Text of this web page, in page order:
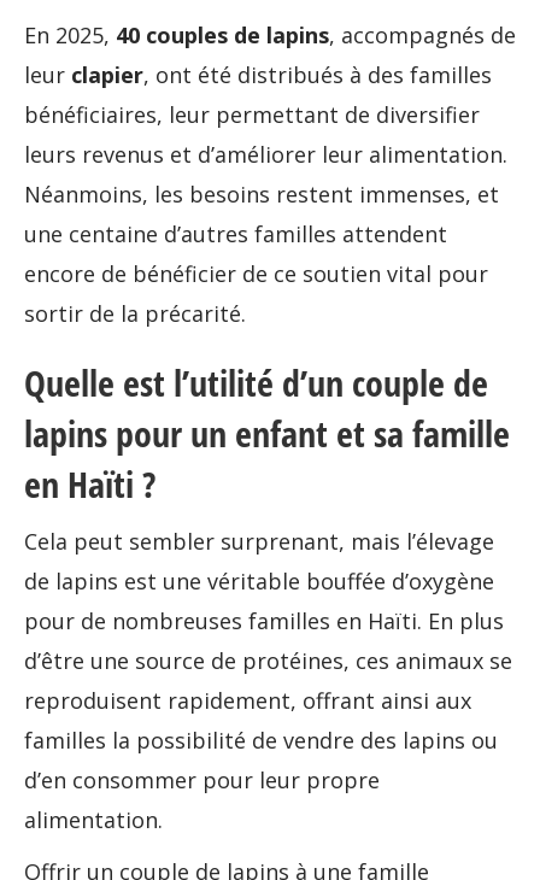
En 2025, 40 couples de lapins, accompagnés de
leur clapier, ont été distribués à des familles
bénéficiaires, leur permettant de diversifier
leurs revenus et d’améliorer leur alimentation.
Néanmoins, les besoins restent immenses, et
une centaine d’autres familles attendent
encore de bénéficier de ce soutien vital pour
sortir de la précarité.
Quelle est l’utilité d’un couple de
lapins pour un enfant et sa famille
en Haïti ?
Cela peut sembler surprenant, mais l’élevage
de lapins est une véritable bouffée d’oxygène
pour de nombreuses familles en Haïti. En plus
d’être une source de protéines, ces animaux se
reproduisent rapidement, offrant ainsi aux
familles la possibilité de vendre des lapins ou
d’en consommer pour leur propre
alimentation.
Offrir un couple de lapins à une famille